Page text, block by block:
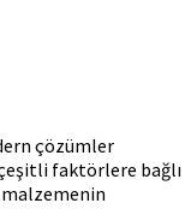
çözümler
faktörlere bağlı